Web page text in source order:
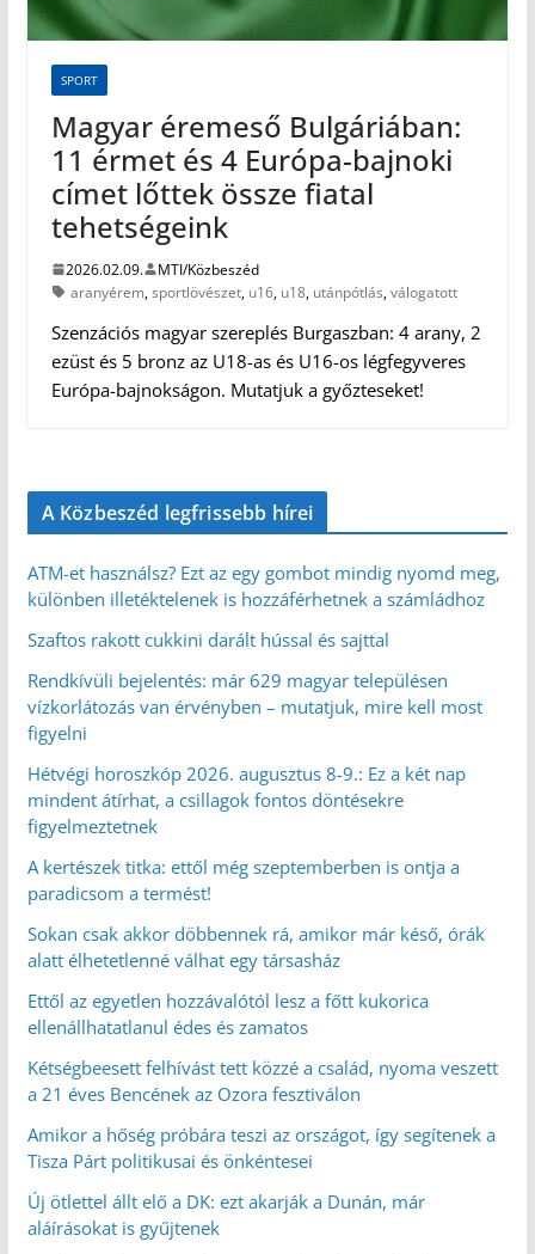
SPORT
Magyar éremeső Bulgáriában:
11 érmet és 4 Európa-bajnoki
címet lőttek össze fiatal
tehetségeink
2026.02.09.
MTI/Közbeszéd
aranyérem,sportlövészet, u16, u18, utánpótlás,válogatott
Szenzációs magyar szereplés Burgaszban: 4 arany, 2
ezüst és 5 bronz az U18-as és U16-os légfegyveres
Európa-bajnokságon. Mutatjuk a győzteseket!
A Közbeszéd legfrissebb hírei
ATM-et használsz? Ezt az egy gombot mindig nyomd meg,
különben illetéktelenek is hozzáférhetnek a számládhoz
Szaftos rakott cukkini darált hússal és sajttal
Rendkívüli bejelentés: már 629 magyar településen
vízkorlátozás van érvényben – mutatjuk, mire kell most
figyelni
Hétvégi horoszkóp 2026. augusztus 8-9.: Ez a két nap
mindent átírhat, a csillagok fontos döntésekre
figyelmeztetnek
A kertészek titka: ettől még szeptemberben is ontja a
paradicsom a termést!
Sokan csak akkor döbbennek rá, amikor már késő, órák
alatt élhetetlenné válhat egy társasház
Ettől az egyetlen hozzávalótól lesz a főtt kukorica
ellenállhatatlanul édes és zamatos
Kétségbeesett felhívást tett közzé a család, nyoma veszett
a 21 éves Bencének az Ozora fesztiválon
Amikor a hőség próbára teszi az országot, így segítenek a
Tisza Párt politikusai és önkéntesei
Új ötlettel állt elő a DK: ezt akarják a Dunán, már
aláírásokat is gyűjtenek